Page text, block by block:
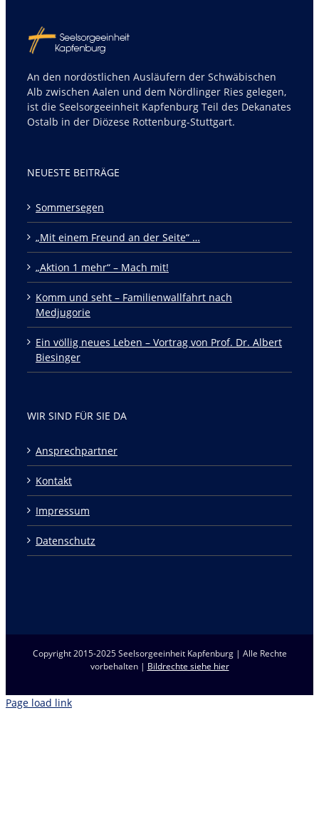
An den nordöstlichen Ausläufern der Schwäbischen
Alb zwischen Aalen und dem Nördlinger Ries gelegen,
ist die Seelsorgeeinheit Kapfenburg Teil des Dekanates
Ostalb in der Diözese Rottenburg-Stuttgart.
NEUESTE BEITRÄGE
Sommersegen
„Mit einem Freund an der Seite“ …
„Aktion 1 mehr“ – Mach mit!
Komm und seht – Familienwallfahrt nach
Medjugorie
Ein völlig neues Leben – Vortrag von Prof. Dr. Albert
Biesinger
WIR SIND FÜR SIE DA
Ansprechpartner
Kontakt
Impressum
Datenschutz
Copyright 2015-2025 Seelsorgeeinheit Kapfenburg | Alle Rechte
vorbehalten | Bildrechte siehe hier
Page load link